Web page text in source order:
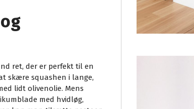
ret, der er perfekt til en
skære squashen i lange,
lidt olivenolie. Mens
med hvidløg,